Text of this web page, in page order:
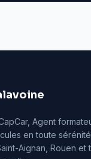
Agent
en toute sérénité
Aignan, Rouen et